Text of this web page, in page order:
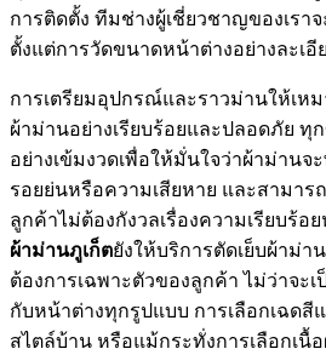
การติดตั้ง ทีมช่างผู้เชี่ยวชาญของเรา
ตั้งแต่การวัดขนาดหน้าต่างอย่างละเอี
การเตรียมอุปกรณ์และราวม่านให้เห
ผ้าม่านอย่างเรียบร้อยและปลอดภัย
อย่างเข้มงวดเพื่อให้มั่นใจว่าผ้าม่านจ
รอยย่นหรือความเสียหาย และสามาร
ลูกค้าไม่ต้องกังวลเรื่องความเรียบร้อ
ผ้าม่านภูเก็ตยังให้บริการตัดเย็บผ้าม่า
ต้องการเฉพาะตัวของลูกค้า ไม่ว่าจะ
กับหน้าต่างทุกรูปแบบ การเลือกเฉดสี
สไตล์บ้าน หรือแม้กระทั่งการเลือกเ